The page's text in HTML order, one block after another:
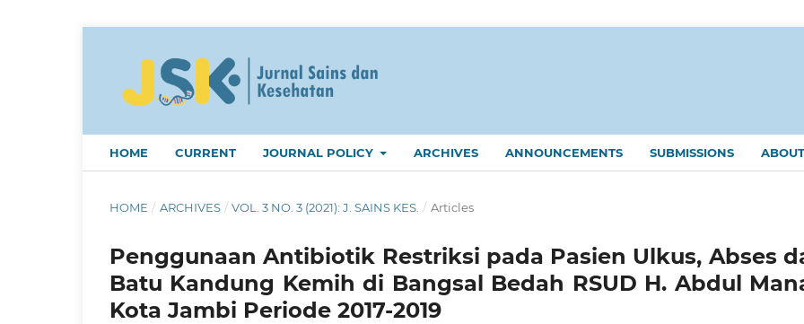
HOME CURRENT JOURNAL POLICY ARCHIVES ANNOUNCEMENTS SUBMISSIONS
HOME / ARCHIVES / VOL. 3 NO. 3 (2021): J. SAINS KES. / Articles
Penggunaan Antibiotik Restriksi pada Pasien Ulkus, Abses
Batu Kandung Kemih di Bangsal Bedah RSUD H. Abdul
Kota Jambi Periode 2017-2019